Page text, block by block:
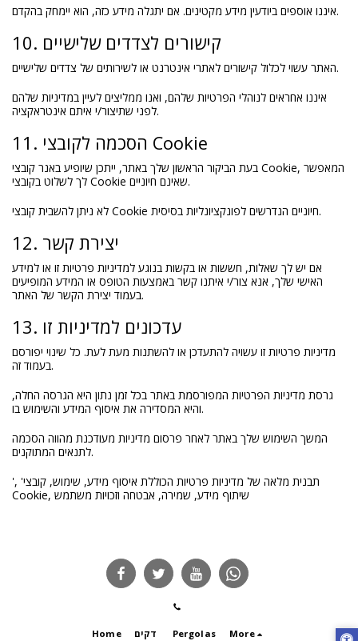
איננו אוספים ביודעין מידע מקטינים. אם יתגלה מידע כזה, הוא יימחק בהקדם.
10. קישורים לצדדים שלישיים
האתר עשוי לכלול קישורים לאתרי אינטרנט או לשירותים של צדדים שלישיים.
איננו אחראים לנוהלי הפרטיות שלהם, ואנו ממליצים לעיין במדיניות שלהם
לפני שתיצור/י איתם אינטראקציה.
11. הסכמה לקובצי Cookie
בעת הביקור הראשון שלך באתר, ייתכן שיופיע באנר קובצי Cookie, המאפשר
לך לשלוט בקובצי Cookie שאינם חיוניים.
לא ניתן להשבית קובצי Cookie חיוניים הנדרשים לפונקציונליות בסיסית.
12. יצירת קשר
אם יש לך שאלות, חששות או בקשות בנוגע למדיניות פרטיות זו או למידע
האישי שלך, אנא צור/י איתנו קשר באמצעות הטופס או המידע המופיעים
בעמוד יצירת הקשר של האתר.
13. עדכונים למדיניות זו
מדיניות פרטיות זו עשויה להתעדכן או להשתנות מעת לעת. כל שינוי יפורסם
בעמוד זה.
גרסת מדיניות הפרטיות המפורסמת באתר בכל זמן נתון היא הגרסה החלה,
והיא המסדירה את איסוף המידע והשימוש בו.
המשך השימוש שלך באתר לאחר פרסום מדיניות מעודכנת מהווה הסכמה
לתנאים המתוקנים.
', 'תבנית מלאה של מדיניות פרטיות הכוללת איסוף מידע, שימוש, קובצי
Cookie, שיתוף מידע, שמירה, אבטחה וזכויות משתמש
Home Pergolas More